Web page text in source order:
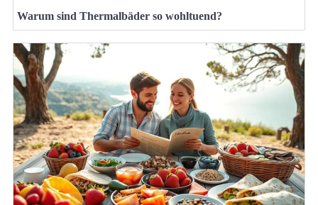
Warum sind Thermalbäder so wohltuend?